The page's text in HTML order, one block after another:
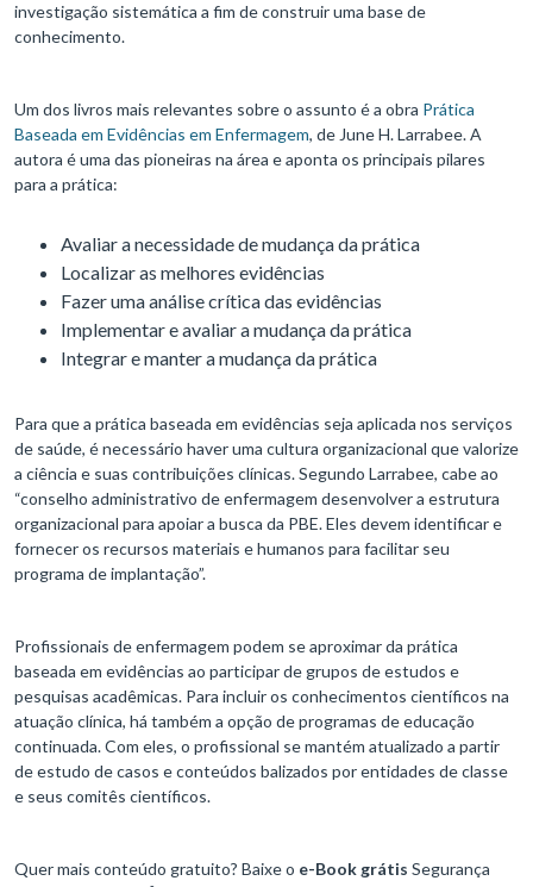
investigação sistemática a fim de construir uma base de
conhecimento.
Um dos livros mais relevantes sobre o assunto é a obra Prática
Baseada em Evidências em Enfermagem, de June H. Larrabee. A
autora é uma das pioneiras na área e aponta os principais pilares
para a prática:
Avaliar a necessidade de mudança da prática
Localizar as melhores evidências
Fazer uma análise crítica das evidências
Implementar e avaliar a mudança da prática
Integrar e manter a mudança da prática
Para que a prática baseada em evidências seja aplicada nos serviços
de saúde, é necessário haver uma cultura organizacional que valorize
a ciência e suas contribuições clínicas. Segundo Larrabee, cabe ao
“conselho administrativo de enfermagem desenvolver a estrutura
organizacional para apoiar a busca da PBE. Eles devem identificar e
fornecer os recursos materiais e humanos para facilitar seu
programa de implantação”.
Profissionais de enfermagem podem se aproximar da prática
baseada em evidências ao participar de grupos de estudos e
pesquisas acadêmicas. Para incluir os conhecimentos científicos na
atuação clínica, há também a opção de programas de educação
continuada. Com eles, o profissional se mantém atualizado a partir
de estudo de casos e conteúdos balizados por entidades de classe
e seus comitês científicos.
Quer mais conteúdo gratuito? Baixe o e-Book grátis Segurança